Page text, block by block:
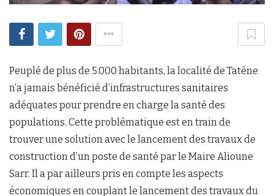
Peuplé de plus de 5.000 habitants, la localité de Tatène
n’a jamais bénéficié d’infrastructures sanitaires
adéquates pour prendre en charge la santé des
populations. Cette problématique est en train de
trouver une solution avec le lancement des travaux de
construction d’un poste de santé par le Maire Alioune
Sarr. Il a par ailleurs pris en compte les aspects
économiques en couplant le lancement des travaux du